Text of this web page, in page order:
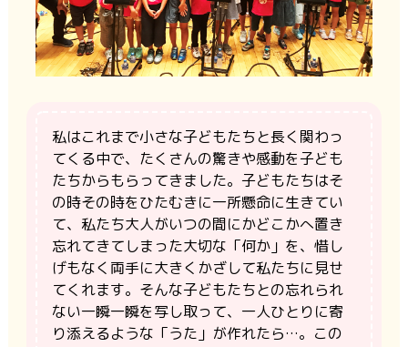
私はこれまで小さな子どもたちと長く関わっ
てくる中で、たくさんの驚きや感動を子ども
たちからもらってきました。子どもたちはそ
の時その時をひたむきに一所懸命に生きてい
て、私たち大人がいつの間にかどこかへ置き
忘れてきてしまった大切な「何か」を、惜し
げもなく両手に大きくかざして私たちに見せ
てくれます。そんな子どもたちとの忘れられ
ない一瞬一瞬を写し取って、一人ひとりに寄
り添えるような「うた」が作れたら…。この